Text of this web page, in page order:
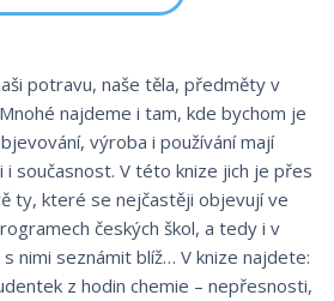
potravu, naše těla, předměty v
najdeme i tam, kde bychom je
výroba i používání mají
i současnost. V této knize jich je přes
ty, které se nejčastěji objevují ve
českých škol, a tedy i v
nimi seznámit blíž… V knize najdete:
z hodin chemie – nepřesnosti,